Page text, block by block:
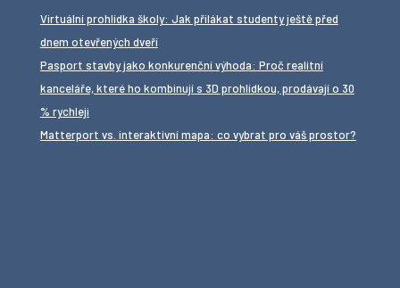
Virtuální prohlídka školy: Jak přilákat studenty ještě před
dnem otevřených dveří
Pasport stavby jako konkurenční výhoda: Proč realitní
kanceláře, které ho kombinují s 3D prohlídkou, prodávají o 30
% rychleji
Matterport vs. interaktivní mapa: co vybrat pro váš prostor?